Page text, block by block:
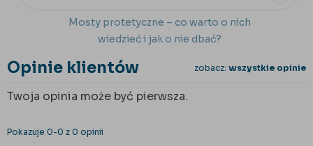
Mosty protetyczne – co warto o nich
wiedzieć i jak o nie dbać?
Opinie klientów zobacz: wszystkie opinie
Twoja opinia może być pierwsza.
Pokazuje 0-0 z 0 opinii